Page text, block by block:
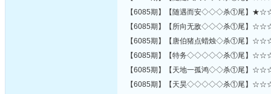
【6085期】【随遇而安◇◇◇杀
【6085期】【所向无敌◇◇◇杀
【6085期】【唐伯猪点蜡烛◇
【6085期】【特务◇◇◇◇◇杀①
【6085期】【天地一孤鸿◇◇
【6085期】【天昊◇◇◇◇◇杀①